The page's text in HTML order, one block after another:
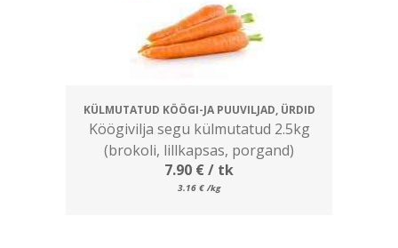
KÜLMUTATUD KÖÖGI-JA PUUVILJAD, ÜRDID
Köögivilja segu külmutatud 2.5kg
(brokoli, lillkapsas, porgand)
7.90 €/ tk
3.16 € /kg